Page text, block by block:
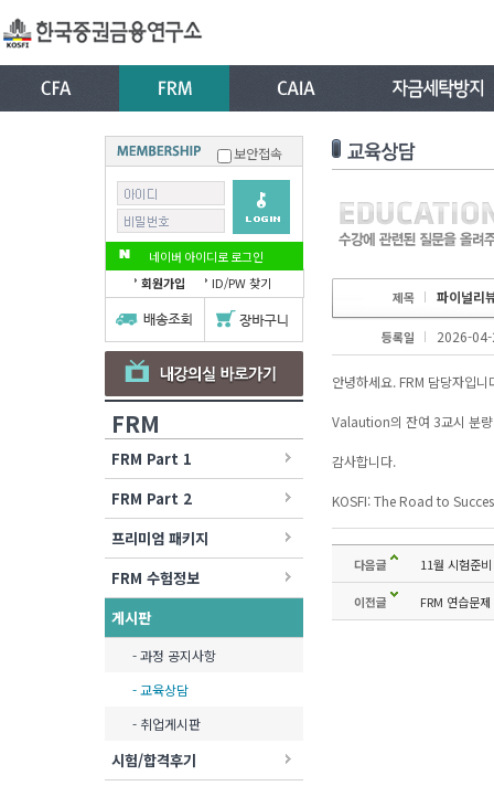
보안접속
네이버 아이디로 로그인
회원가입
ID/PW 찾기
FRM
FRM Part 1
FRM Part 2
프리미엄 패키지
FRM 수험정보
게시판
- 과정 공지사항
- 교육상담
- 취업게시판
시험/합격후기
제목 파이널리
등록일 2026-
안녕하세요. FRM 담당자입니
Valaution의 잔여 3교시 분량
감사합니다.
KOSFI: The Road to
다음글 11월 시험준
이전글 FRM 연습문